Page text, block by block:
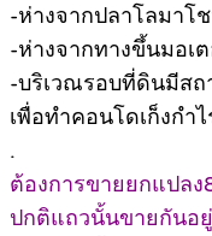
-ห่างจากปลาโลมาโ
-ห่างจากทางขึ้นมอเ
-บริเวณรอบที่ดินมีสถ
เพื่อทำคอนโดเก็งกำ
.
ต้องการขายยกแปลง
ปกติแถวนั้นขายกันอ